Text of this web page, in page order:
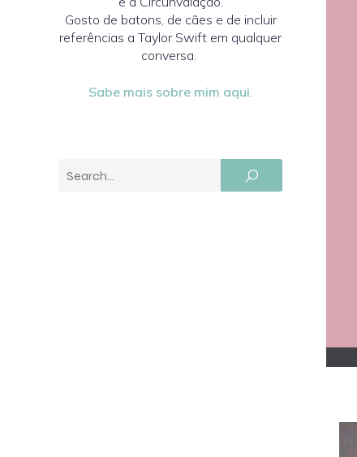
Gosto de batons, de cães e de incluir
referências a Taylor Swift em qualquer
conversa.
Sabe mais sobre mim aqui.